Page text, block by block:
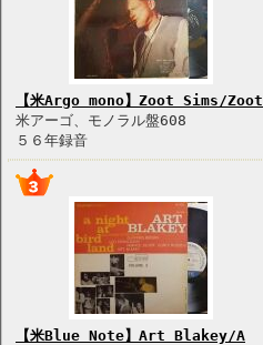
【米Argo mono】Zoot Sims/Zoot
米アーゴ、モノラル盤608
５６年録音
【米Blue Note】Art Blakey/A